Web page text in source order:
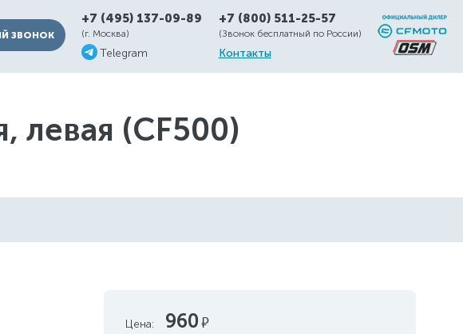
ЗВОНОК
+7 (495) 137-09-89
(г. Москва)
Telegram
+7 (800) 511-25-57
(Звонок бесплатный по России)
Контакты
левая (CF500)
Цена: 960руб.